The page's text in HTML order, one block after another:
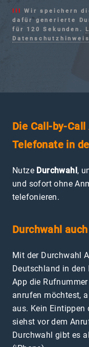
!!!
Wir speichern
dafür generierte
für 120 Sekunden.
Die Call-by-
Telefonate in
Nutze Durchwahl,
und sofort ohne
telefonieren.
Durchwahl
Mit der Durchwahl
Deutschland in
App die
anrufen möchtest,
aus. Kein
siehst vor dem
Durchwahl gibt es